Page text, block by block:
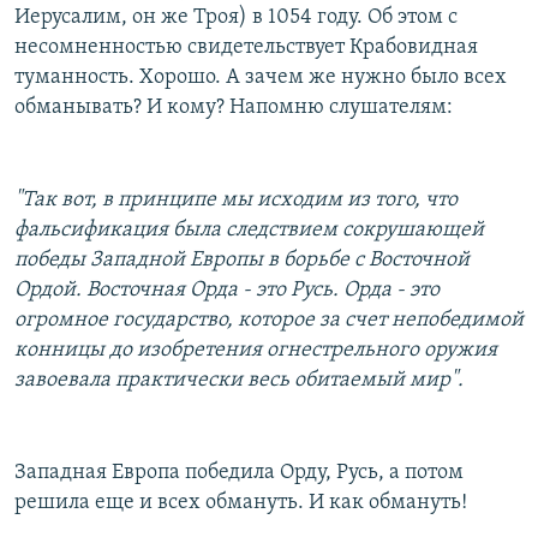
Иерусалим, он же Троя) в 1054 году. Об этом с
несомненностью свидетельствует Крабовидная
туманность. Хорошо. А зачем же нужно было всех
обманывать? И кому? Напомню слушателям:
"Так вот, в принципе мы исходим из того, что
фальсификация была следствием сокрушающей
победы Западной Европы в борьбе с Восточной
Ордой. Восточная Орда - это Русь. Орда - это
огромное государство, которое за счет непобедимой
конницы до изобретения огнестрельного оружия
завоевала практически весь обитаемый мир".
Западная Европа победила Орду, Русь, а потом
решила еще и всех обмануть. И как обмануть!